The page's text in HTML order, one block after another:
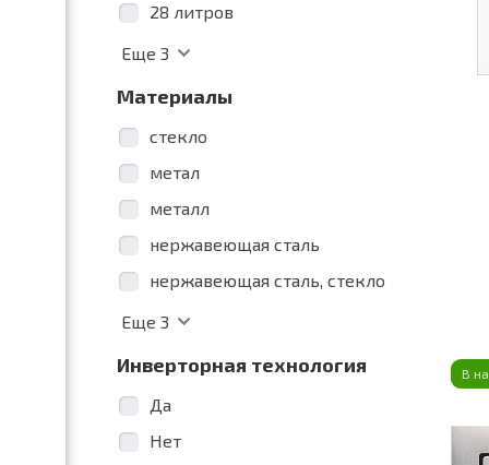
28 литров
Еще 3
Материалы
cтекло
метал
металл
нержавеющая сталь
нержавеющая сталь, стекло
Еще 3
Инверторная технология
Да
Нет
В